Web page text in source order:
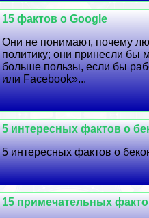
15 фактов о Google
Они не понимают, почему
политику; они принесли бы
больше пользы, если бы
или Facebook»...
5 интересных фактов о
5 интересных фактов о
15 примечательных